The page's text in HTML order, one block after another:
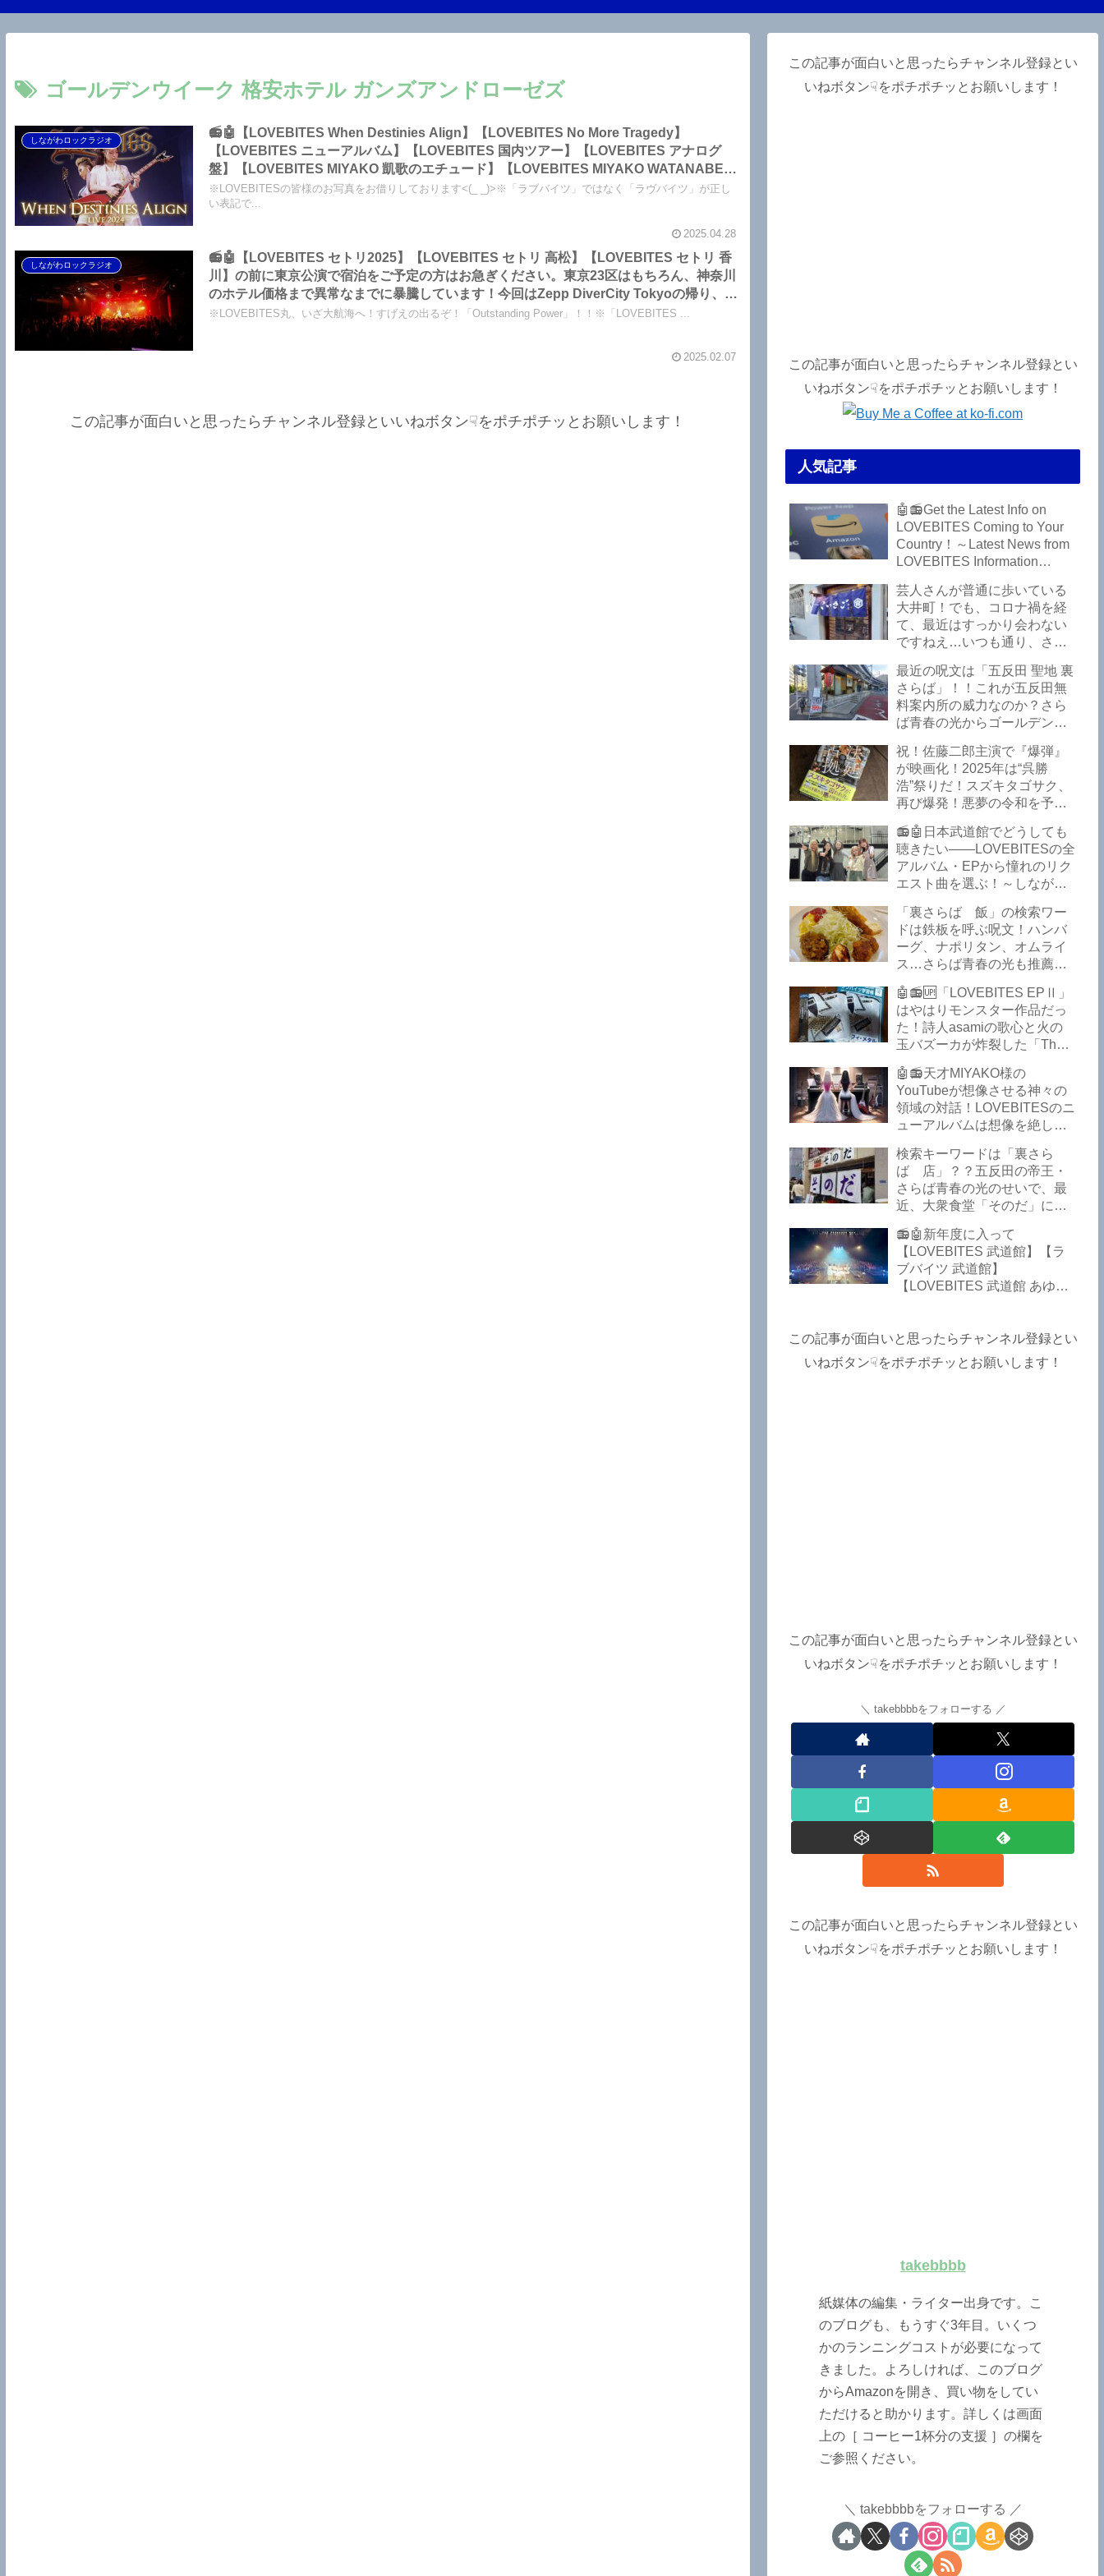
ゴールデンウイーク 格安ホテル ガンズアンドローゼズ
しながわロックラジオ
📻🤖【LOVEBITES When Destinies Align】【LOVEBITES No More Tragedy】
【LOVEBITES ニューアルバム】【LOVEBITES 国内ツアー】【LOVEBITES アナログ
盤】【LOVEBITES MIYAKO 凱歌のエチュード】【LOVEBITES MIYAKO WATANABE】
【LOVEBITES Asami 肉】【東京 ゴールデンウイーク情報 グルメ】…今回は大体こんな
ところです～しながわロックラジオ
※LOVEBITESの皆様のお写真をお借りしております<(_ _)>※「ラブバイツ」ではなく「ラヴバイツ」が正し
い表記で...
2025.04.28
しながわロックラジオ
📻🤖【LOVEBITES セトリ2025】【LOVEBITES セトリ 高松】【LOVEBITES セトリ 香
川】の前に東京公演で宿泊をご予定の方はお急ぎください。東京23区はもちろん、神奈川
のホテル価格まで異常なまでに暴騰しています！今回はZepp DiverCity Tokyoの帰り、も
しも宿泊先がなくなった場合、大井町にあるサービス抜群の便利な格安施設「Smart Stay
※LOVEBITES丸、いざ大航海へ！すげえの出るぞ！「Outstanding Power」！！※「LOVEBITES ...
2025.02.07
この記事が面白いと思ったらチャンネル登録といいねボタン☟をポチポチッとお願いします！
この記事が面白いと思ったらチャンネル登録とい
いねボタン☟をポチポチッとお願いします！
この記事が面白いと思ったらチャンネル登録とい
いねボタン☟をポチポチッとお願いします！
人気記事
🤖📻Get the Latest Info on
LOVEBITES Coming to Your
Country！～Latest News from
LOVEBITES Information
芸人さんが普通に歩いている
大井町！でも、コロナ禍を経
て、最近はすっかり会わない
ですねえ…いつも通り、さぼ
から飲んできました。私以外
にもLOVEBITESファンが数名
いるようですよ笑
最近の呪文は「五反田 聖地 裏
さらば」！！これが五反田無
料案内所の威力なのか？さら
ば青春の光からゴールデンウ
いた！激安の肉の刺し盛りが
美味い！酒もぶっちぎりで安
い！本格焼鳥 五反田「富士
屋」がオープンから３カ月で
ごった返しているぞ！【さら
ば青春の光 五反田 グルメ】
祝！佐藤二郎主演で『爆弾』
が映画化！2025年は“呉勝
浩”祭りだ！スズキタゴサク、
再び爆発！悪夢の令和を予言
２』が不気味な存在感で他を
圧倒した！異形の家族小説
『Q』も文句なしだぞ！～
2025年版「このミステリーが
すごい！」
📻🤖日本武道館でどうしても
聴きたい――LOVEBITESの全
アルバム・EPから憧れのリク
エスト曲を選ぶ！～しながわ
武道館】【ラブバイツ 武道
館】【LOVEBITES 武道館 セ
トリ】【LOVEBITES リクエ
スト曲】【LOVEBITES
Inspire】【LOVEBITES Under
The Red Sky】【LOVEBITES
Epilogue】【LOVEBITES
Today Is The Day】
【LOVEBITES Dystopia
Symphony】【LOVEBITES
My Orion】【LOVEBITES
Lost In The Garden】
【LOVEBITES The Bell In
Of Control】【LOVEBITES
The Eve Of Change】
「裏さらば 飯」の検索ワー
ドは鉄板を呼ぶ呪文！ハンバ
ーグ、ナポリタン、オムライ
ス…さらば青春の光も推薦！
定のお子様ランチを食ってき
たよ！【さらば青春の光 五反
田 グルメ】
🤖📻🆙「LOVEBITES EPⅡ」
はやはりモンスター作品だっ
た！詩人asamiの歌心と火の
玉バズーカが炸裂した「The
のだぞ！～しながわロックラ
ジオ【追記あり】
🤖📻天才MIYAKO様の
YouTubeが想像させる神々の
領域の対話！LOVEBITESのニ
ューアルバムは想像を絶して
玉てやんでい、D-A-Dの新
曲、ブルース・ディッキンソ
ン情報などです～しながわロ
ックラジオ【追記複数あり】
検索キーワードは「裏さら
ば 店」？？五反田の帝王・
さらば青春の光のせいで、最
近、大衆食堂「そのだ」に入
よ…【さらば青春の光 五反田
グルメ】
📻🤖新年度に入って
【LOVEBITES 武道館】【ラ
ブバイツ 武道館】
【LOVEBITES 武道館 あゆ
2025 セトリ】【LOVEBITES
海外の反応】あたりがトレン
ドキーワードのようです。
この記事が面白いと思ったらチャンネル登録とい
いねボタン☟をポチポチッとお願いします！
この記事が面白いと思ったらチャンネル登録とい
いねボタン☟をポチポチッとお願いします！
takebbbbをフォローする
この記事が面白いと思ったらチャンネル登録とい
いねボタン☟をポチポチッとお願いします！
takebbbb
紙媒体の編集・ライター出身です。こ
のブログも、もうすぐ3年目。いくつ
かのランニングコストが必要になって
きました。よろしければ、このブログ
からAmazonを開き、買い物をしてい
ただけると助かります。詳しくは画面
上の［ コーヒー1杯分の支援 ］の欄を
ご参照ください。
takebbbbをフォローする